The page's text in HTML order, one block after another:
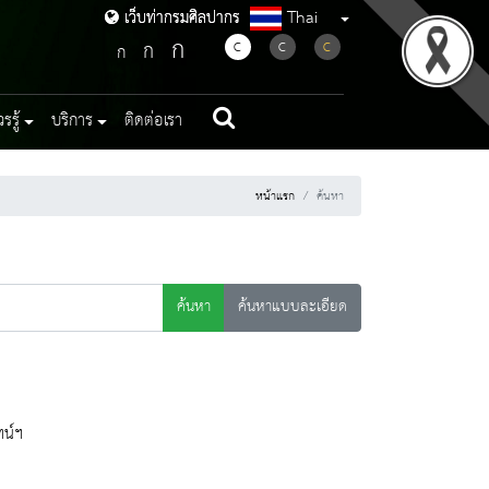
เว็บท่ากรมศิลปากร
เว็บท่ากรมศิลปากร Thai
ก ก ก C C C
รู้ บริการ ติดต่อเรา
หน้าแรก ค้นหา
ค้นหา
ค้นหาแบบละเอียด
ฯ